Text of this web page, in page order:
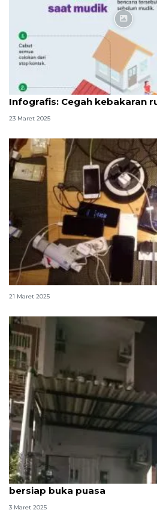
Infografik
Infografis: Cegah kebakaran
23 Maret 2025
Ingat! Cabut colokan
21 Maret 2025
Rumah di Cengkareng
bersiap buka puasa
3 Maret 2025